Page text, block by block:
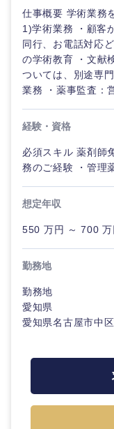
経営企
画・事業
企画
ド
管理
マーケテ
ィング
営業
経営企画・事
経営ボード
管理
マーケティング
営業
クリエイティブ
技術職（IT）
商社・卸
エネルギー
自動車・機
電気・電子
素材・化学
食品・化粧
建設・不動
倉庫・運輸
北海道・東
北海道
宮城県
希望年収
推奨年齢
フリーワード
外資系企業
仕事概要 学術業務
1)学術業務 ・顧客
同行、お電話対応
の学術教育 ・文
ついては、別途専
業務 ・薬事監査：
経験・資格
必須スキル 薬剤師
務のご経験 ・管理
想定年収
550 万円 ～ 700 万
勤務地
勤務地
愛知県
愛知県名古屋市中